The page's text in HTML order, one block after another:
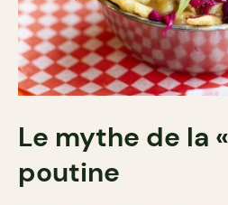
Le mythe de la
poutine